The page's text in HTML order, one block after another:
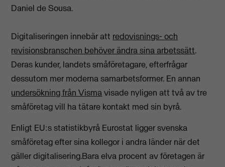
Daniel de Sousa.
Digitaliseringen innebär att redovisnings- och
revisionsbranschen behöver ändra sina arbetssätt.
Deras kunder, landets småföretagare, efterfrågar
dessutom mer moderna samarbetsformer. En annan
undersökning från Vismavisade nyligen att två av tre
småföretag vill ha tätare kontakt med sin byrå.
Enligt EU:s statistikbyrå Eurostat ligger svenska
småföretag efter sina kollegor i andra länder när det
gäller digitalisering.Bara elva procent av företagen är